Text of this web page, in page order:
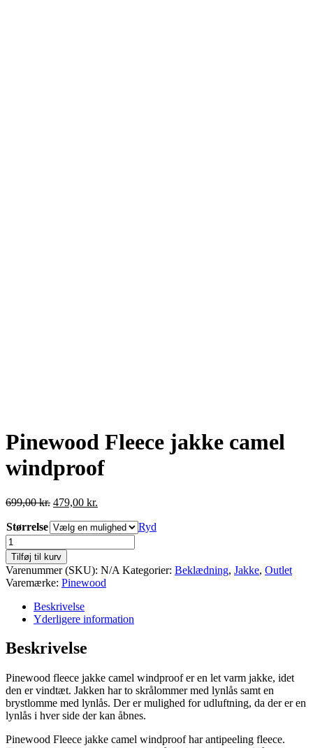
Pinewood Fleece jakke camel
windproof
699,00kr. Den
pris
var:
699,00 kr..
479,00 kr.
pris
er:
479,00 kr..
Størrelse
Ryd
Pinewood
Fleece
jakke
camel
windproof
antal
Tilføj til kurv
Varenummer (SKU): N/A Kategorier: Beklædning, Jakke, Outlet
Varemærke: Pinewood
Beskrivelse
Yderligere information
Beskrivelse
Pinewood fleece jakke camel windproof er en let varm jakke, idet
den er vindtæt. Jakken har to skrålommer med lynlås samt en
brystlomme med lynlås. Der er mulighed for udluftning, da der er en
lynlås i hver side der kan åbnes.
Pinewood Fleece jakke camel windproof har antipeeling fleece.